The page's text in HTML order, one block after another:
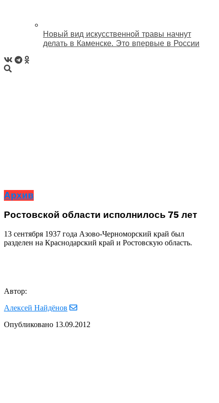
Новый вид искусственной травы начнут
делать в Каменске. Это впервые в России
Архив
Ростовской области исполнилось 75 лет
13 сентября 1937 года Азово-Черноморский край был
разделен на Краснодарский край и Ростовскую область.
Автор:
Алексей Найдёнов
Опубликовано 13.09.2012